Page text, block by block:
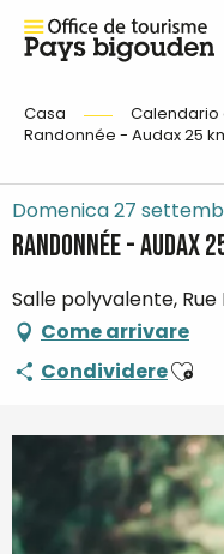
Casa
Calendario
Randonnée - Audax 25
Domenica 27
Randonnée - Audax
Salle polyvalente, Rue
Come arrivare
Condividere